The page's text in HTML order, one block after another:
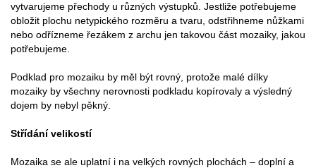
vytvarujeme přechody u různých výstupků. Jestliže potřebujeme
obložit plochu netypického rozměru a tvaru, odstřihneme nůžkami
nebo odřízneme řezákem z archu jen takovou část mozaiky, jakou
potřebujeme.
Podklad pro mozaiku by měl být rovný, protože malé dílky
mozaiky by všechny nerovnosti podkladu kopírovaly a výsledný
dojem by nebyl pěkný.
Střídání velikostí
Mozaika se ale uplatní i na velkých rovných plochách – doplní a